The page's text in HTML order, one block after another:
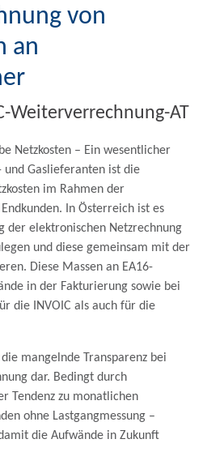
von
an
Weiterverrechnung-AT
Netzkosten – Ein wesentlicher
Gaslieferanten ist die
im Rahmen der
In Österreich ist es
der elektronischen Netzrechnung
und diese gemeinsam mit der
Diese Massen an EA16-
in der Fakturierung sowie bei
die INVOIC als auch für die
mangelnde Transparenz bei
dar. Bedingt durch
Tendenz zu monatlichen
ohne Lastgangmessung –
die Aufwände in Zukunft